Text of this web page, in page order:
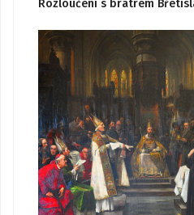
Rozloučení s bratrem